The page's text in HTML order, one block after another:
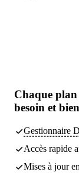
Chaque
besoin et
Gestionnaire
Accès rapide
Mises à jour